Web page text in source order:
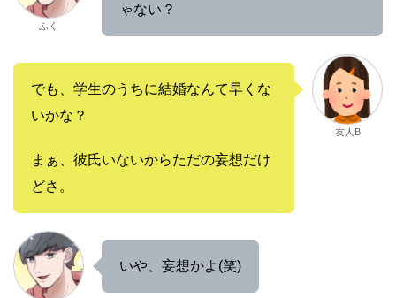
ふく
ゃない？
でも、学生のうちに結婚なんて早くな
いかな？
まぁ、彼氏いないからただの妄想だけ
どさ。
友人B
いや、妄想かよ(笑)